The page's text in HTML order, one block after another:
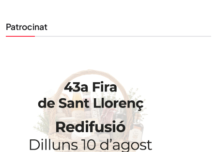
Patrocinat
Tota l’actualitat, seleccionada i enviada directament
SUBSCRIU-TE